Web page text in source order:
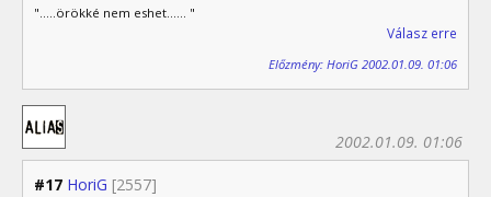
".....örökké nem eshet...... "
Válasz erre
Előzmény: HoriG 2002.01.09. 01:06
#17 HoriG [2557]
2002.01.09. 01:06